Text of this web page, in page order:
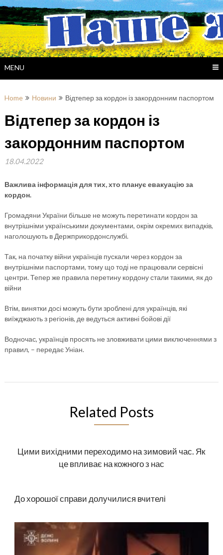
Skip
to
content
MENU
Home Новини Відтепер за кордон із закордонним паспортом
Відтепер за кордон із
закордонним паспортом
18.04.2022
Важлива інформація для тих, хто планує евакуацію за
кордон.
Громадяни України більше не можуть перетинати кордон за
внутрішніми українськими документами, окрім окремих випадків,
наголошують в Держприкордонслужбі.
Так, на початку війни українців пускали через кордон за
внутрішніми паспортами, тому що тоді не працювали сервісні
центри. Тепер же правила перетину кордону стали такими, як до
війни
Втім, винятки досі можуть бути зроблені для українців, які
виїжджають з регіонів, де ведуться активні бойові дії
Водночас, українців просять не зловживати цими виключеннями з
правил, – передає Уніан.
Related Posts
Цими вихідними переходимо на зимовий час. Як
це впливає на кожного з нас
До хорошої справи долучилися вчителі